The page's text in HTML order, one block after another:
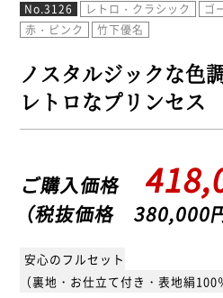
No.3126 レトロ・クラシック
ゴ
赤・ピンク
竹下優名
ノスタルジックな色
レトロなプリンセス
ご購入価格
（税抜価格 380,000
安心のフルセット
（裏地・お仕立て付き・表地絹100